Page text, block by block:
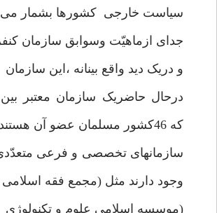
سیاست خارجی کشورها بشمار می
جدای ازماهیّت وسوابق سازمان
و دریک دید واقع بینانه ،این سازمان
درحال حاضریک سازمان معتبر
که 46کشور مسلمان عضو آن هستند و همچنین
سازمانهای تخصصی و فرعی
وجود دارند مثل (مجمع فقه اسلامی
(موسسه اسلامی علوم و تکنولوژی